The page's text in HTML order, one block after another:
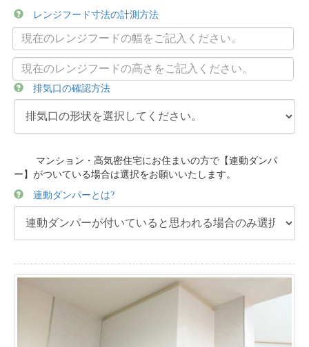
レンジフード寸法の計測方法
排気口の確認方法
マンション・高気密住宅にお住まいの方で【連動ダンパ
ー】がついている場合は選択をお願いいたします。
連動ダンパーとは?